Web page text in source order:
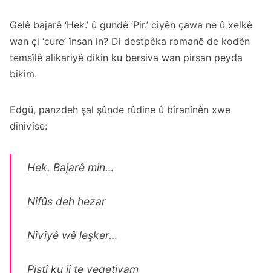
Gelê bajarê ‘Hek.’ û gundê ‘Pir.’ ciyên çawa ne û xelkê
wan çi ‘cure’ însan in? Di destpêka romanê de kodên
temsîlê alikariyê dikin ku bersiva wan pirsan peyda
bikim.
Edgü, panzdeh şal şûnde rûdine û bîranînên xwe
dinivîse:
Hek. Bajarê min…
Nifûs deh hezar
Nîvîyê wê leşker…
Piştî ku ji te veqetiyam